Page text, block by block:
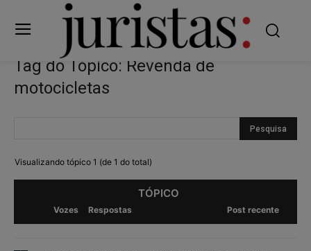
Tag do Tópico: Revenda de
motocicletas
Visualizando tópico 1 (de 1 do total)
TÓPICO
Vozes Respostas Post recente